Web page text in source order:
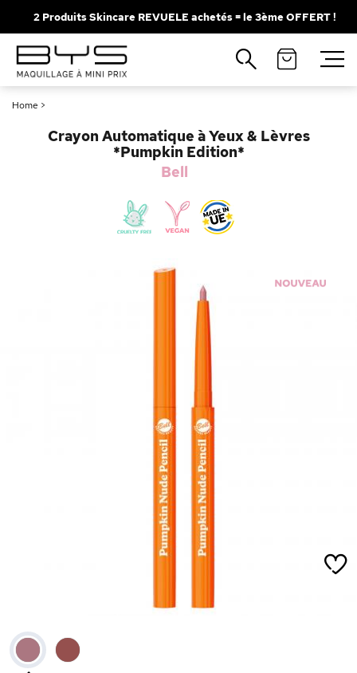
2 Produits Skincare REVUELE achetés = le 3ème OFFERT !
Home >
Crayon Automatique à Yeux & Lèvres
*Pumpkin Edition*
Bell
Fermer
Recherches populaires
Solaire
Brumes